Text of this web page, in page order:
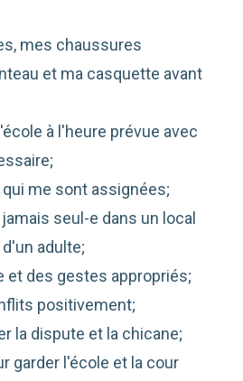
mes chaussures
et ma casquette avant
à l'heure prévue avec
me sont assignées;
seul-e dans un local
adulte;
et des gestes appropriés;
positivement;
la dispute et la chicane;
garder l'école et la cour